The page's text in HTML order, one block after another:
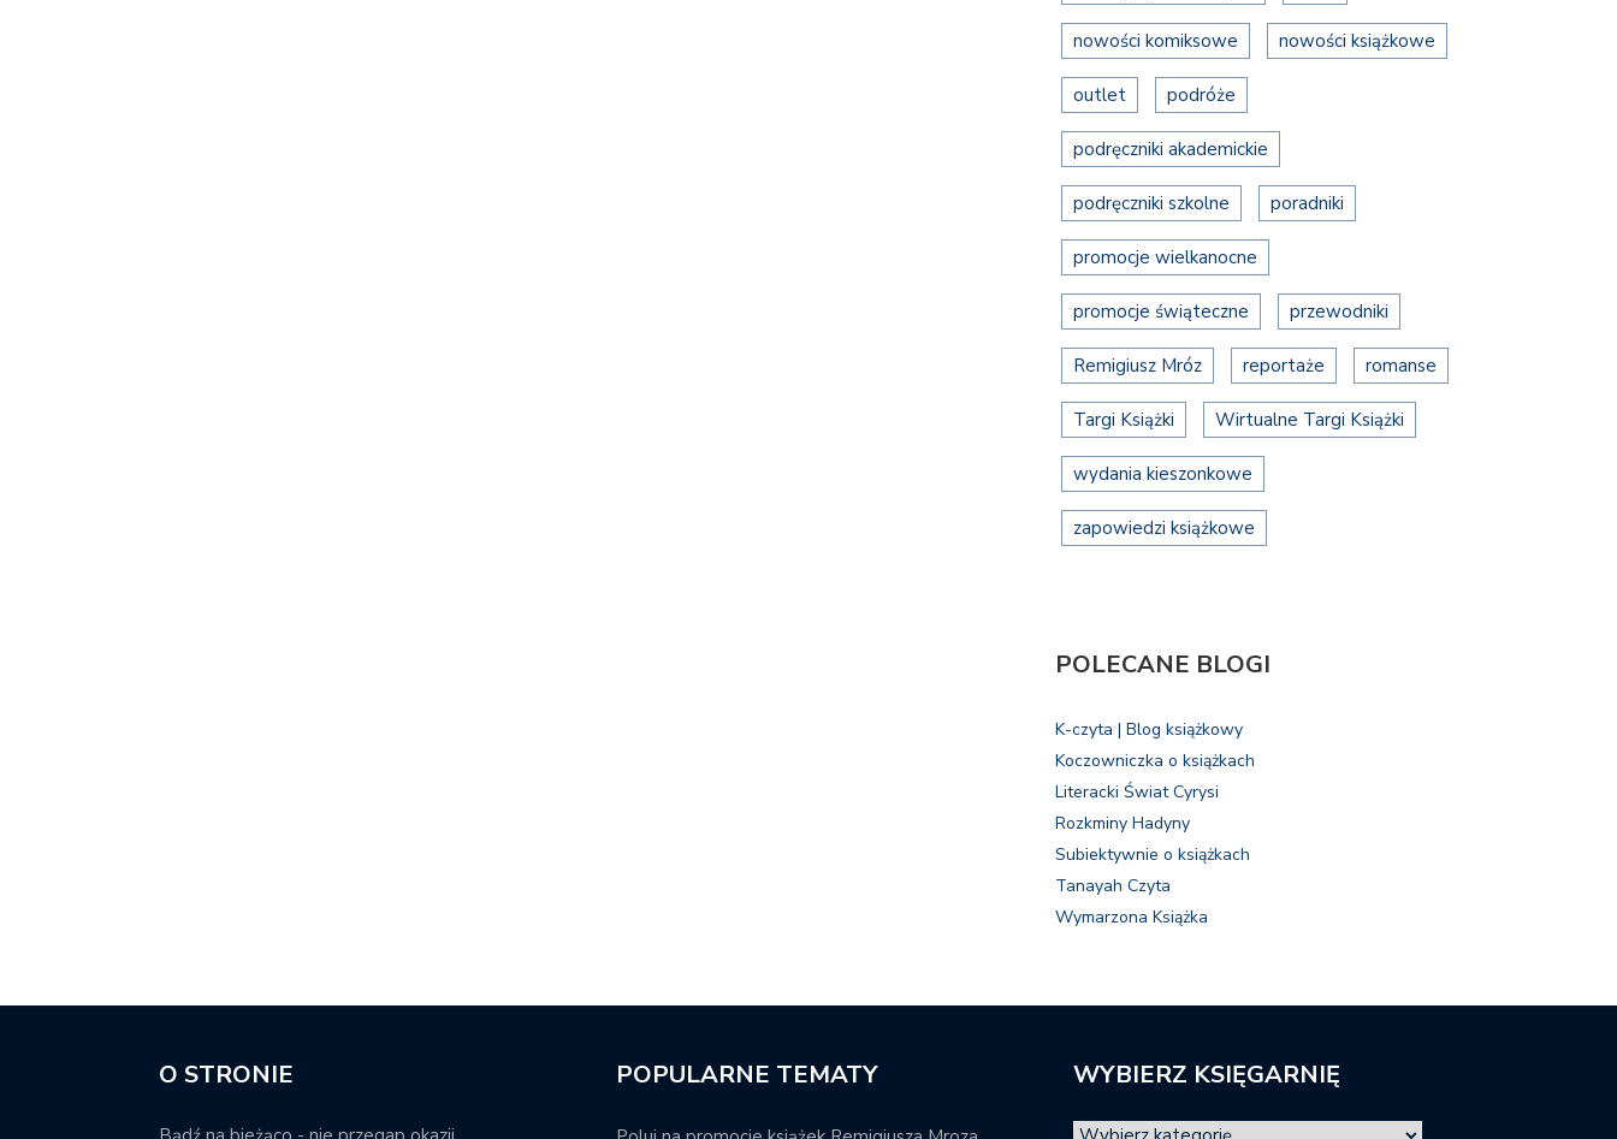
nowości komiksowe nowości książkowe
outlet podróże
podręczniki akademickie
podręczniki szkolne poradniki
promocje wielkanocne
promocje świąteczne przewodniki
Remigiusz Mróz reportaże romanse
Targi Książki Wirtualne Targi Książki
wydania kieszonkowe
zapowiedzi książkowe
POLECANE BLOGI
K-czyta | Blog książkowy
Koczowniczka o książkach
Literacki Świat Cyrysi
Rozkminy Hadyny
Subiektywnie o książkach
Tanayah Czyta
Wymarzona Książka
O STRONIE POPULARNE TEMATY WYBIERZ KSIĘGARNIĘ